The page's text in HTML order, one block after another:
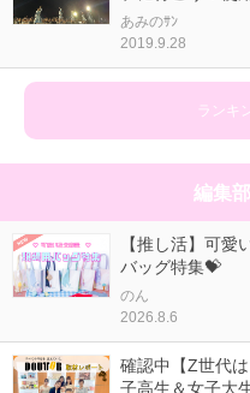
あみのｻﾝ
2019.9.28
ランキ
編集
【推し活】可愛
バッグ特集💝
のん
2026.8.6
確認中【Z世代
子高生＆女子大